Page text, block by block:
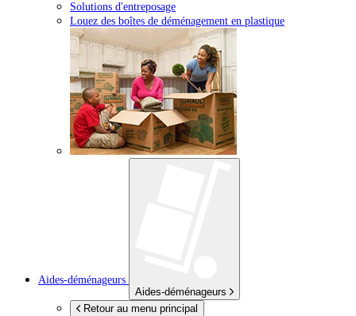
Solutions d'entreposage
Louez des boîtes de déménagement en plastique
Aides-déménageurs
Aides-déménageurs
Retour au menu principal